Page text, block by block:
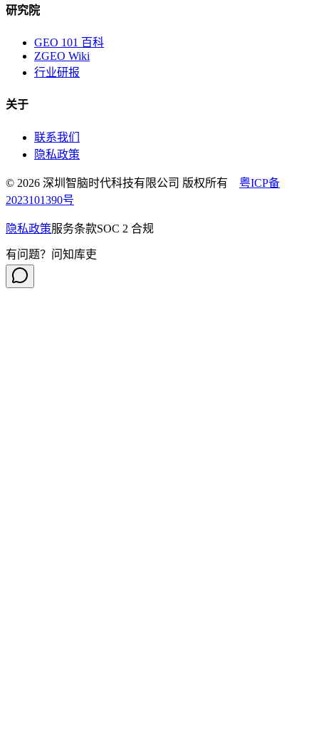
研究院
GEO 101 百科
ZGEO Wiki
行业研报
关于
联系我们
隐私政策
© 2026 深圳智脑时代科技有限公司 版权所有 粤ICP备
2023101390号
隐私政策服务条款SOC 2 合规
有问题？问知库吏